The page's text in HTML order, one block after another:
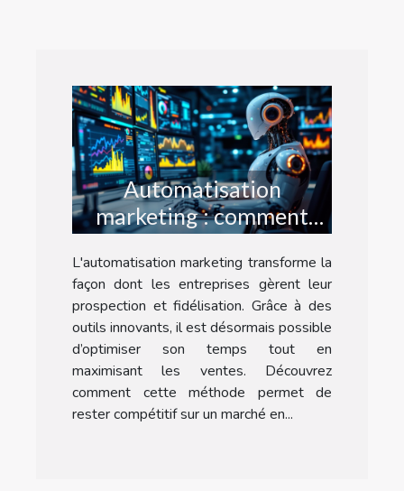
Automatisation
marketing : comment
gagner du temps tout en
augmentant ses ventes
L'automatisation marketing transforme la
façon dont les entreprises gèrent leur
prospection et fidélisation. Grâce à des
outils innovants, il est désormais possible
d’optimiser son temps tout en
maximisant les ventes. Découvrez
comment cette méthode permet de
rester compétitif sur un marché en...